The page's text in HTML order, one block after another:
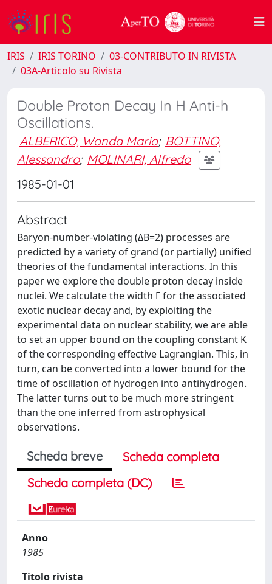
IRIS IRIS TORINO
03-CONTRIBUTO IN RIVISTA
03A-Articolo su Rivista
Double Proton Decay In H Anti-h
Oscillations.
ALBERICO, Wanda Maria; BOTTINO,
Alessandro; MOLINARI, Alfredo
1985-01-01
Abstract
Baryon-number-violating (ΔB=2) processes are
predicted by a variety of grand (or partially) unified
theories of the fundamental interactions. In this
paper we explore the double proton decay inside
nuclei. We calculate the width Γ for the associated
exotic nuclear decay and, by exploiting the
experimental data on nuclear stability, we are able
to set an upper bound on the coupling constant K
of the corresponding effective Lagrangian. This, in
turn, can be converted into a lower bound for the
time of oscillation of hydrogen into antihydrogen.
The latter turns out to be much more stringent
than the one inferred from astrophysical
observations.
Scheda breve
Scheda completa
Scheda completa (DC)
Anno
1985
Titolo rivista